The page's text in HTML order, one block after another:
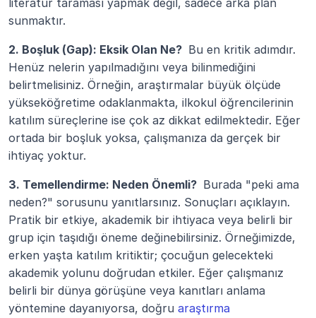
literatür taraması yapmak değil, sadece arka plan
sunmaktır.
2. Boşluk (Gap): Eksik Olan Ne? Bu en kritik adımdır.
Henüz nelerin yapılmadığını veya bilinmediğini
belirtmelisiniz. Örneğin, araştırmalar büyük ölçüde
yükseköğretime odaklanmakta, ilkokul öğrencilerinin
katılım süreçlerine ise çok az dikkat edilmektedir. Eğer
ortada bir boşluk yoksa, çalışmanıza da gerçek bir
ihtiyaç yoktur.
3. Temellendirme: Neden Önemli? Burada "peki ama
neden?" sorusunu yanıtlarsınız. Sonuçları açıklayın.
Pratik bir etkiye, akademik bir ihtiyaca veya belirli bir
grup için taşıdığı öneme değinebilirsiniz. Örneğimizde,
erken yaşta katılım kritiktir; çocuğun gelecekteki
akademik yolunu doğrudan etkiler. Eğer çalışmanız
belirli bir dünya görüşüne veya kanıtları anlama
yöntemine dayanıyorsa, doğru araştırma